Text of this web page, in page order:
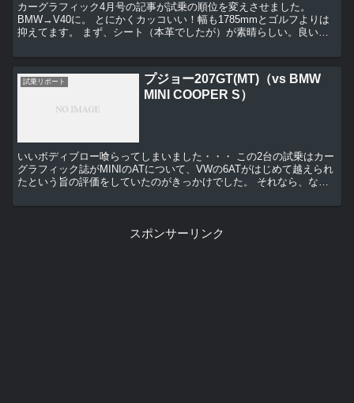
カーグラフィック4月号の記事が試乗の順位を変えさせました。
BMW→V40に。 とにかくカッコいい！幅も1785mmとゴルフよりは
抑えてます。 まず、シート（本革でしたが）が素晴らしい。良い意
試乗リポート
プジョー207GT(MT)（vs BMW
MINI COOPER S）
いいボディブロー喰らってしまいました・・・ この2台の試乗はカー
グラフィック誌がMINIのATについて、VWの6ATがはじめて越えられ
たという旨の評価をしていたのがきっかけでした。 それなら、なん
スポンサーリンク